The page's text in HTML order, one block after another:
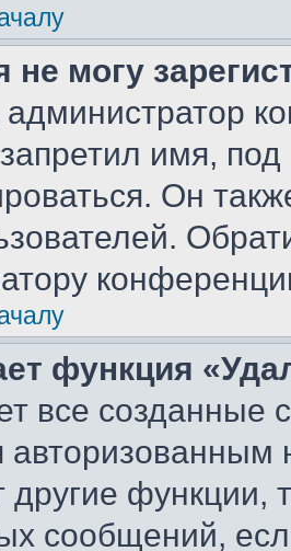
не могу
имя,
Он
функция
все созданные
функции,
сообщений,